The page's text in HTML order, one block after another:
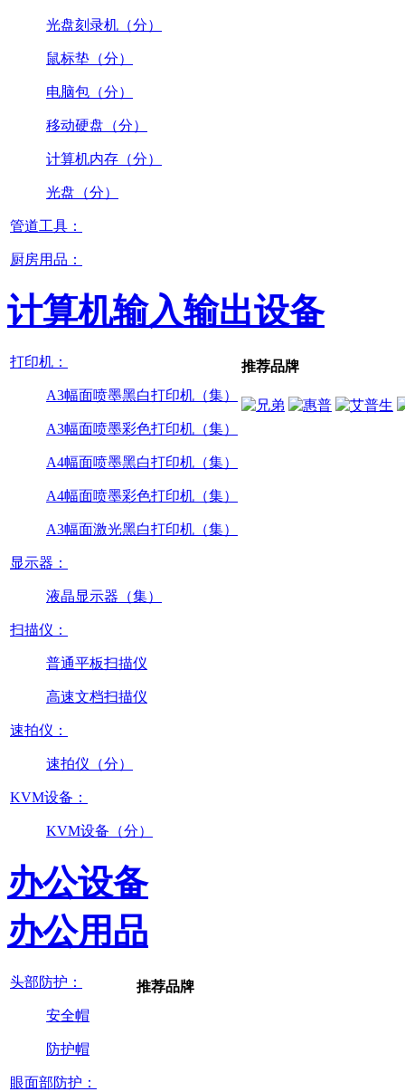
光盘刻录机（分）
鼠标垫（分）
电脑包（分）
移动硬盘（分）
计算机内存（分）
光盘（分）
管道工具：
厨房用品：
计算机输入输出设备
打印机：
A3幅面喷墨黑白打印机（集）
A3幅面喷墨彩色打印机（集）
A4幅面喷墨黑白打印机（集）
A4幅面喷墨彩色打印机（集）
A3幅面激光黑白打印机（集）
显示器：
液晶显示器（集）
扫描仪：
普通平板扫描仪
高速文档扫描仪
速拍仪：
速拍仪（分）
KVM设备：
KVM设备（分）
推荐品牌
办公设备
办公用品
头部防护：
安全帽
防护帽
眼面部防护：
推荐品牌